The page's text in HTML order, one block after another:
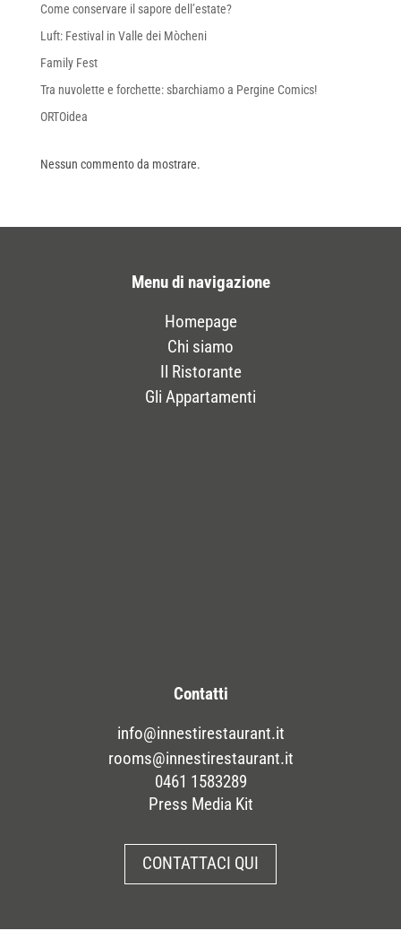
Come conservare il sapore dell’estate?
Luft: Festival in Valle dei Mòcheni
Family Fest
Tra nuvolette e forchette: sbarchiamo a Pergine Comics!
ORTOidea
Nessun commento da mostrare.
Menu di navigazione
Homepage
Chi siamo
Il Ristorante
Gli Appartamenti
Contatti
info@innestirestaurant.it
rooms@innestirestaurant.it
0461 1583289
Press Media Kit
CONTATTACI QUI